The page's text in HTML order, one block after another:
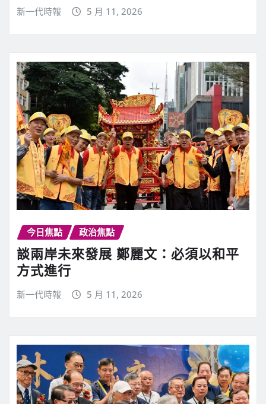
新一代時報 5 月 11, 2026
今日焦點 政治焦點
談兩岸未來發展 鄭麗文：必須以和平
方式進行
新一代時報 5 月 11, 2026